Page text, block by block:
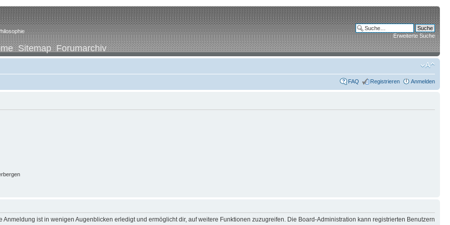
Sitemap Forumarchiv
Erweiterte Suche
FAQ Registrieren Anmelden
ist in wenigen Augenblicken erledigt und ermöglicht dir, auf weitere Funktionen zuzugreifen. Die Board-Administration kann registrierten Benutzern